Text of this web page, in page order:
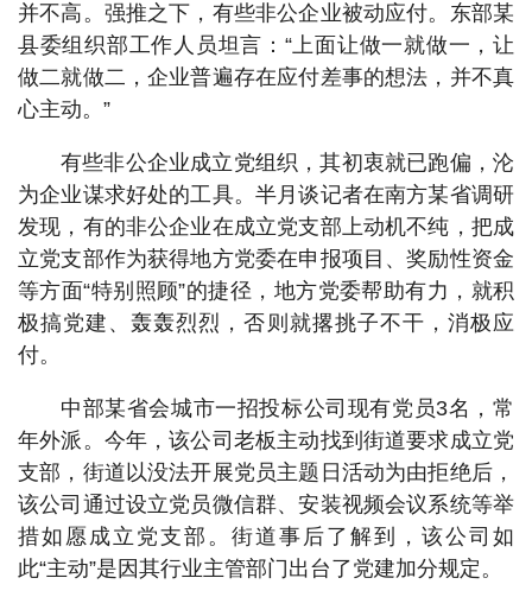
并不高。强推之下，有些非公企业被动应付。东部某
县委组织部工作人员坦言：“上面让做一就做一，让
做二就做二，企业普遍存在应付差事的想法，并不真
心主动。”
有些非公企业成立党组织，其初衷就已跑偏，沦
为企业谋求好处的工具。半月谈记者在南方某省调研
发现，有的非公企业在成立党支部上动机不纯，把成
立党支部作为获得地方党委在申报项目、奖励性资金
等方面“特别照顾”的捷径，地方党委帮助有力，就积
极搞党建、轰轰烈烈，否则就撂挑子不干，消极应
付。
中部某省会城市一招投标公司现有党员3名，常
年外派。今年，该公司老板主动找到街道要求成立党
支部，街道以没法开展党员主题日活动为由拒绝后，
该公司通过设立党员微信群、安装视频会议系统等举
措如愿成立党支部。街道事后了解到，该公司如
此“主动”是因其行业主管部门出台了党建加分规定。